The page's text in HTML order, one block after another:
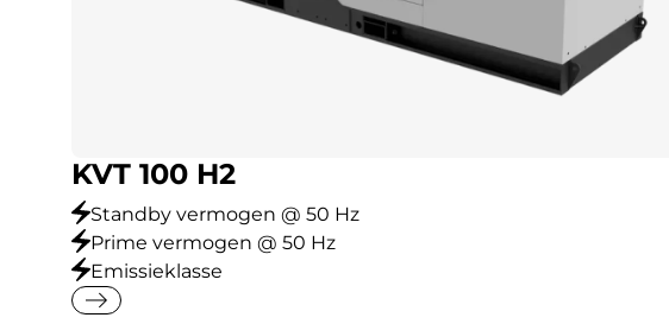
KVT 100 H2
Standby vermogen @ 50 Hz
Prime vermogen @ 50 Hz
Emissieklasse
east